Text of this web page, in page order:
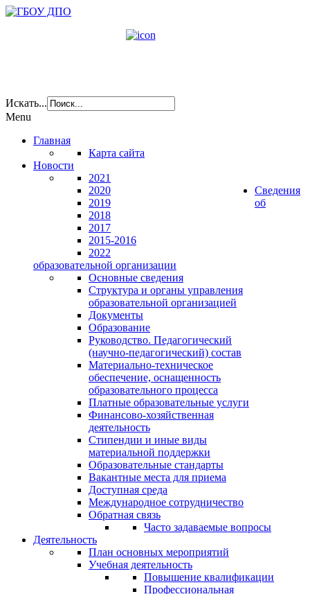
Искать...
Menu
Главная
Карта сайта
Новости
2021
2020
2019
2018
2017
2015-2016
2022
Сведения
об
образовательной организации
Основные сведения
Структура и органы управления
образовательной организацией
Документы
Образование
Руководство. Педагогический
(научно-педагогический) состав
Материально-техническое
обеспечение, оснащенность
образовательного процесса
Платные образовательные услуги
Финансово-хозяйственная
деятельность
Стипендии и иные виды
материальной поддержки
Образовательные стандарты
Вакантные места для приема
Доступная среда
Международное сотрудничество
Обратная связь
Часто задаваемые вопросы
Деятельность
План основных мероприятий
Учебная деятельность
Повышение квалификации
Профессиональная